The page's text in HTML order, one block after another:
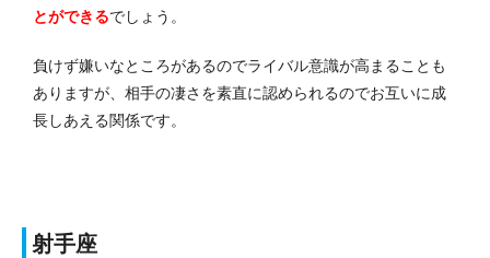
とができるでしょう。
負けず嫌いなところがあるのでライバル意識が高まることも
ありますが、相手の凄さを素直に認められるのでお互いに成
長しあえる関係です。
射手座